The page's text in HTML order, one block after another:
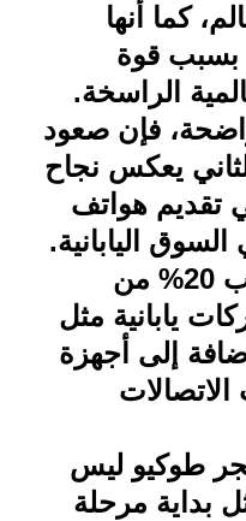
كما أنها
بسبب قوة
الراسخة.
فإن صعود
يعكس نجاح
تقديم هواتف
اليابانية.
كما لا تزال نسبة تقارب 20% من
يابانية مثل
إلى أجهزة
طوكيو ليس
بداية مرحلة